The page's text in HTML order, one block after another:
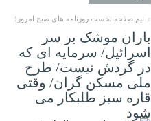
نیم صفحه نخست روزنامه های صبح امروز؛
باران موشک بر سر
اسرائیل/ سرمایه ای که
در گردش نیست/ طرح
ملی مسکن گران/ وقتی
قاره سبز طلبکار می
شود